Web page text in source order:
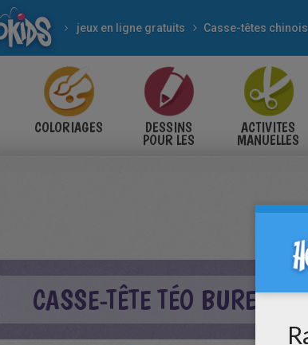
jeux en ligne gratuits Casse-têtes chinois
COLORIAGES DESSINS
POUR LES
ACTIVITES
MANUELLES
CASSE-TÊTE TÉO BUREAU